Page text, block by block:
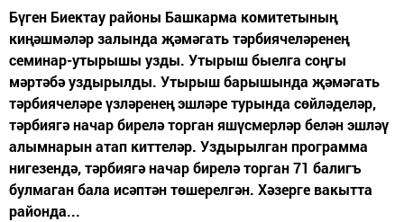
Бүген Биектау районы Башкарма комитетының
киңәшмәләр залында җәмәгать тәрбиячеләренең
семинар-утырышы узды. Утырыш быелга соңгы
мәртәбә уздырылды. Утырыш барышында җәмәгать
тәрбиячеләре үзләренең эшләре турында сөйләделәр,
тәрбиягә начар бирелә торган яшүсмерләр белән эшләү
алымнарын атап киттеләр. Уздырылган программа
нигезендә, тәрбиягә начар бирелә торган 71 балигъ
булмаган бала исәптән төшерелгән. Хәзерге вакытта
районда...